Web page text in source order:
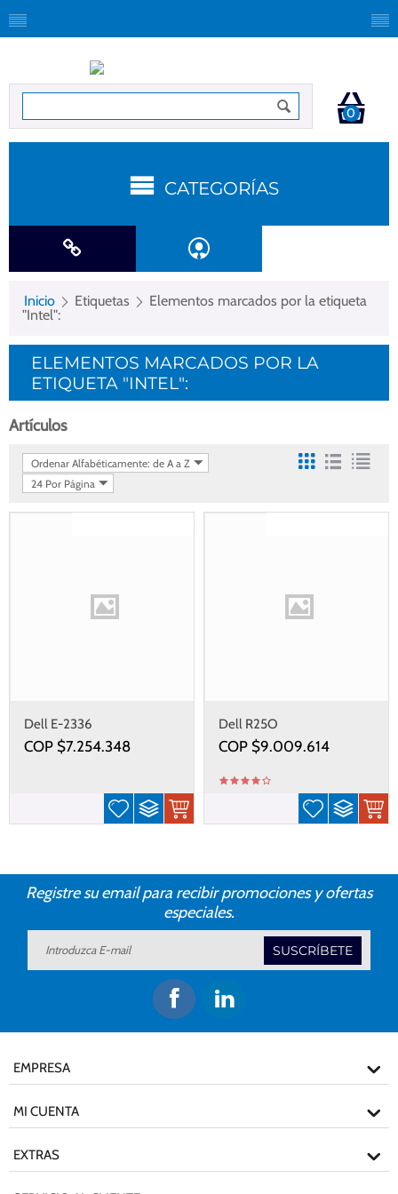
0
CATEGORÍAS
Inicio Etiquetas
Elementos marcados por la etiqueta
"Intel":
ELEMENTOS MARCADOS POR LA
ETIQUETA "INTEL":
Artículos
Ordenar Alfabéticamente: de A a Z
24 Por Página
Dell E-2336
COP $7.254.348
Dell R25O
COP $9.009.614
Registre su email para recibir promociones y ofertas
especiales.
SUSCRÍBETE
EMPRESA
MI CUENTA
EXTRAS